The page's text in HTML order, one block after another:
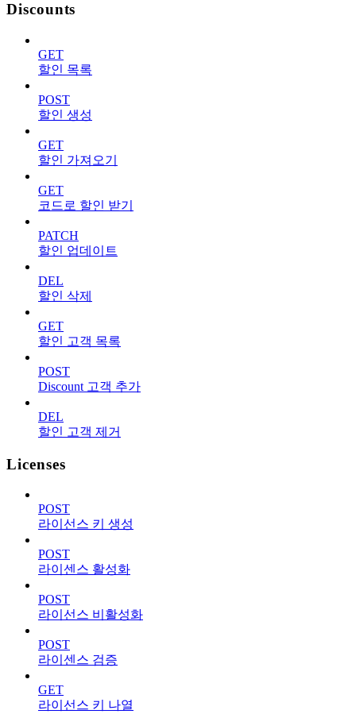
Discounts
GET
할인 목록
POST
할인 생성
GET
할인 가져오기
GET
코드로 할인 받기
PATCH
할인 업데이트
DEL
할인 삭제
GET
할인 고객 목록
POST
Discount 고객 추가
DEL
할인 고객 제거
Licenses
POST
라이선스 키 생성
POST
라이센스 활성화
POST
라이선스 비활성화
POST
라이센스 검증
GET
라이선스 키 나열